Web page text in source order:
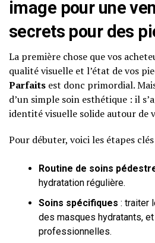
image pour une
secrets pour des
La première chose que vos
qualité visuelle et l’état de vos
Parfaits est donc primordial.
d’un simple soin esthétique : il
identité visuelle solide autour de
Pour débuter, voici les étapes
Routine de soins
hydratation régulière.
Soins spécifiques : traiter
des masques hydratants,
professionnelles.